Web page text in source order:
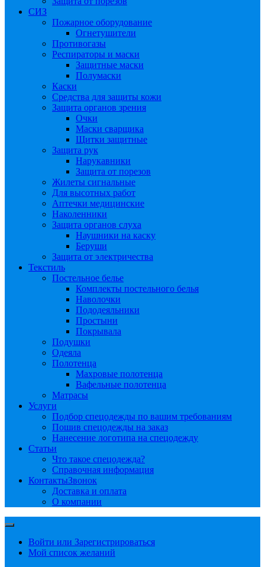
СИЗ
Пожарное оборудование
Огнетушители
Противогазы
Респираторы и маски
Защитные маски
Полумаски
Каски
Средства для защиты кожи
Защита органов зрения
Очки
Маски сварщика
Щитки защитные
Защита рук
Нарукавники
Защита от порезов
Жилеты сигнальные
Для высотных работ
Аптечки медицинские
Наколенники
Защита органов слуха
Наушники на каску
Беруши
Защита от электричества
Текстиль
Постельное белье
Комплекты постельного белья
Наволочки
Пододеяльники
Простыни
Покрывала
Подушки
Одеяла
Полотенца
Махровые полотенца
Вафельные полотенца
Матрасы
Услуги
Подбор спецодежды по вашим требованиям
Пошив спецодежды на заказ
Нанесение логотипа на спецодежду
Статьи
Что такое спецодежда?
Справочная информация
КонтактыЗвонок
Доставка и оплата
О компании
Войти или Зарегистрироваться
Мой список желаний